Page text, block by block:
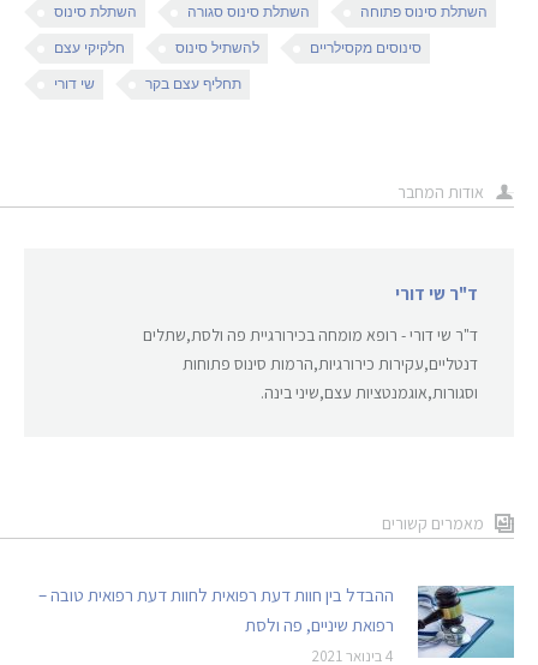
השתלת סינוס השתלת סינוס סגורה השתלת סינוס פתוחה
חלקיקי עצם להשתיל סינוס סינוסים מקסילריים
שי דורי תחליף עצם בקר
אודות המחבר
ד"ר שי דורי
ד"ר שי דורי - רופא מומחה בכירורגיית פה ולסת,שתלים
דנטליים,עקירות כירורגיות,הרמות סינוס פתוחות
וסגורות,אוגמנטציות עצם,שיני בינה.
מאמרים קשורים
ההבדל בין חוות דעת רפואית לחוות דעת רפואית טובה –
רפואת שיניים, פה ולסת
4 בינואר 2021